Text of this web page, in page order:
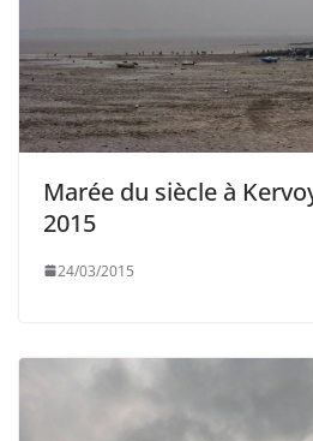
Marée du siècle à
2015
24/03/2015